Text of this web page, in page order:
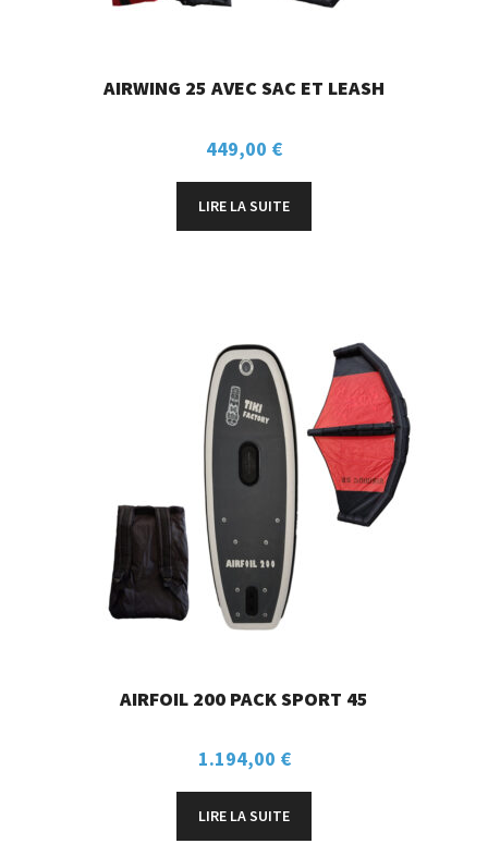
AIRWING 25 AVEC SAC ET LEASH
449,00 €
LIRE LA SUITE
AIRFOIL 200 PACK SPORT 45
1.194,00 €
LIRE LA SUITE